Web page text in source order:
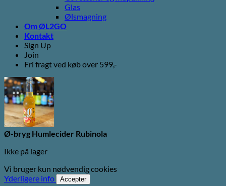
Glas
Ølsmagning
Om ØL2GO
Kontakt
Sign Up
Join
Fri fragt ved køb over 599,-
Ø-bryg Humlecider Rubinola
Ikke på lager
Vi bruger kun nødvendig cookies
Yderligere info
Accepter